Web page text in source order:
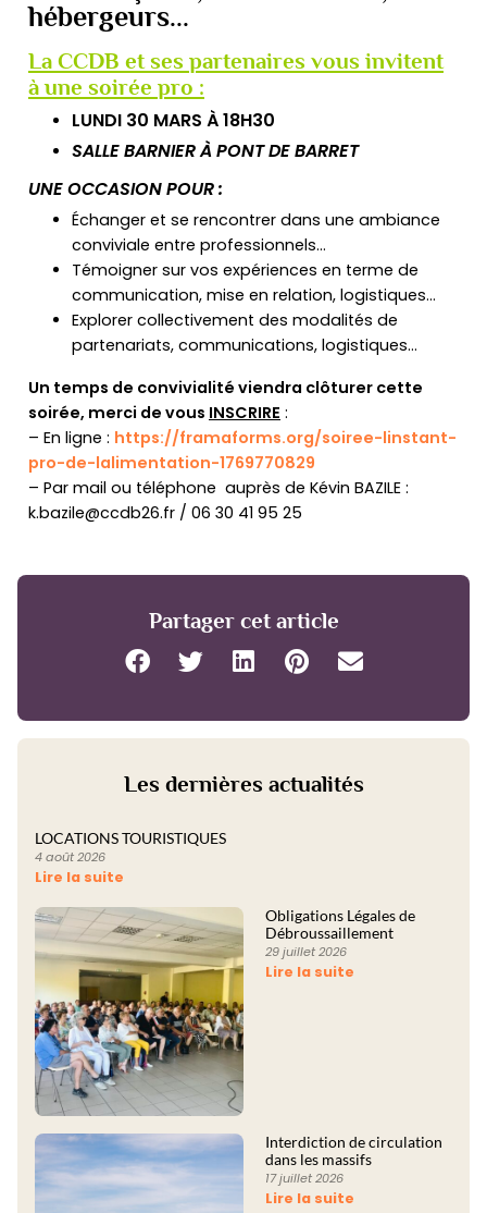
hébergeurs...
La CCDB et ses partenaires vous invitent
à une soirée pro :
LUNDI 30 MARS À 18H30
SALLE BARNIER À PONT DE BARRET
UNE OCCASION POUR:
Échanger et se rencontrer dans une ambiance
conviviale entre professionnels…
Témoigner sur vos expériences en terme de
communication, mise en relation, logistiques…
Explorer collectivement des modalités de
partenariats, communications, logistiques…
Un temps de convivialité viendra clôturer cette
soirée, merci de vous INSCRIRE :
– En ligne : https://framaforms.org/soiree-linstant-
pro-de-lalimentation-1769770829
– Par mail ou téléphone auprès de Kévin BAZILE :
k.bazile@ccdb26.fr / 06 30 41 95 25
Partager cet article
Les dernières actualités
LOCATIONS TOURISTIQUES
4 août 2026
Lire la suite
Obligations Légales de
Débroussaillement
29 juillet 2026
Lire la suite
Interdiction de circulation
dans les massifs
17 juillet 2026
Lire la suite